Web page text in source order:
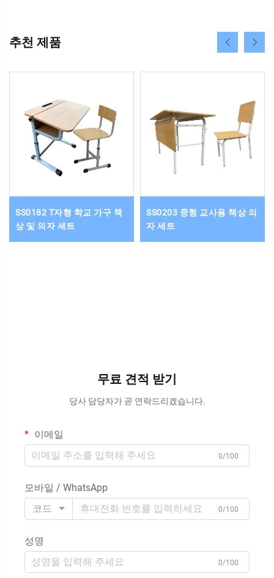
추천 제품
SS0182 T자형 학교 가구 책
상 및 의자 세트
SS0203 중형 교사용 책상 의
자 세트
무료 견적 받기
당사 담당자가 곧 연락드리겠습니다.
이메일
0/100
모바일 / WhatsApp
코드
0/100
성명
0/100